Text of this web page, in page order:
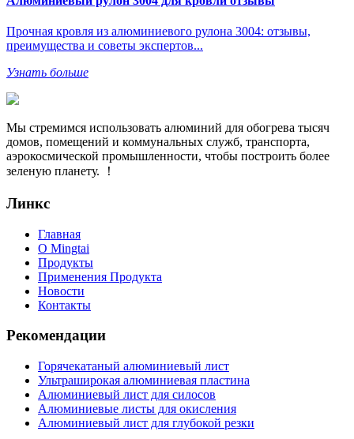
Алюминиевый лист 6061 цена за 1 м2 в Казахстане
Цена алюминиевого листа 6061 за 1 м² в Казахстане.
Узнать больше